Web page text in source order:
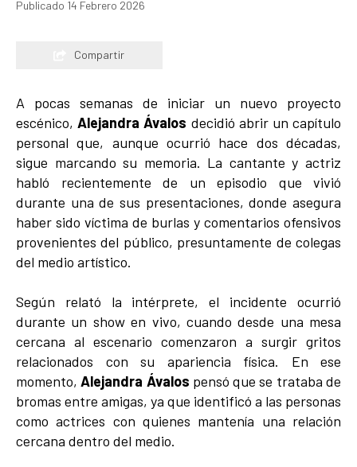
Publicado 14 Febrero 2026
Compartir
A pocas semanas de iniciar un nuevo proyecto
escénico,Alejandra Ávalos decidió abrir un capítulo
personal que, aunque ocurrió hace dos décadas,
sigue marcando su memoria. La cantante y actriz
habló recientemente de un episodio que vivió
durante una de sus presentaciones, donde asegura
haber sido víctima de burlas y comentarios ofensivos
provenientes del público, presuntamente de colegas
del medio artístico.
Según relató la intérprete, el incidente ocurrió
durante un show en vivo, cuando desde una mesa
cercana al escenario comenzaron a surgir gritos
relacionados con su apariencia física. En ese
momento,Alejandra Ávalos pensó que se trataba de
bromas entre amigas, ya que identificó a las personas
como actrices con quienes mantenía una relación
cercana dentro del medio.